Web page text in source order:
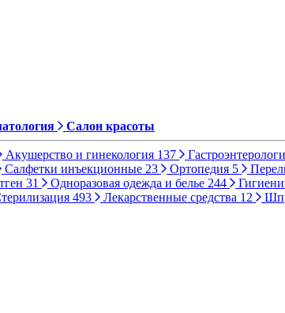
Салон красоты
Акушерство и гинекология 137
Салфетки инъекционные 23 Ортопедия 5
31 Одноразовая одежда и белье 244
493 Лекарственные средства 12